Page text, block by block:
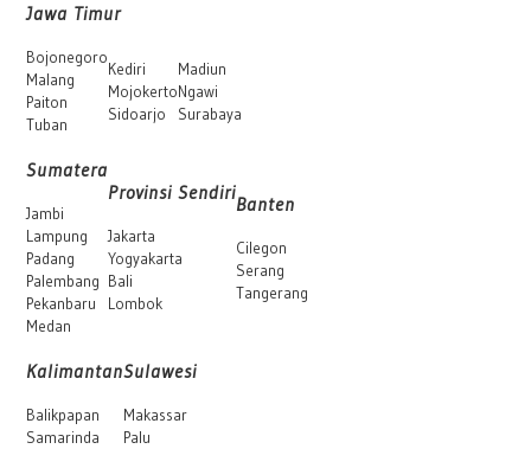
Jawa Timur
Bojonegoro
Malang
Paiton
Tuban
Kediri
Mojokerto
Sidoarjo
Madiun
Ngawi
Surabaya
Sumatera
Jambi
Lampung
Padang
Palembang
Pekanbaru
Medan
Provinsi Sendiri
Jakarta
Yogyakarta
Bali
Lombok
Banten
Cilegon
Serang
Tangerang
Kalimantan
Balikpapan
Samarinda
Sulawesi
Makassar
Palu